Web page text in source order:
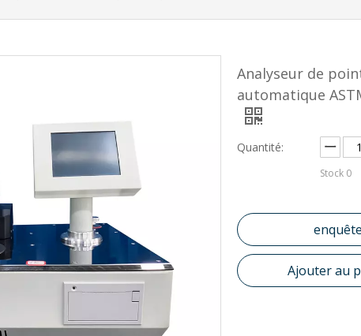
Analyseur de
automatique
Quantité:
Stock 0
enquête
Ajouter au